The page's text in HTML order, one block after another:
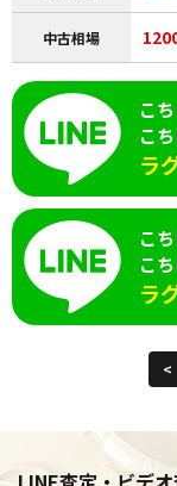
中古相場
こ
こ
ラ
こ
こ
ラ
<